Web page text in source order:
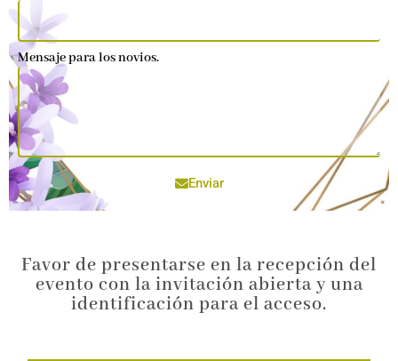
Mensaje para los novios.
Enviar
Favor de presentarse en la recepción del
evento con la invitación abierta y una
identificación para el acceso.